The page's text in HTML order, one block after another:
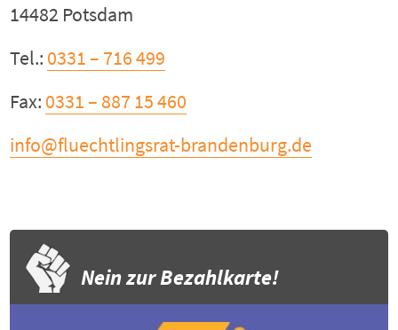
14482 Potsdam
Tel.: 0331 – 716 499
Fax: 0331 – 887 15 460
info@fluechtlingsrat-brandenburg.de
Nein zur Bezahlkarte!